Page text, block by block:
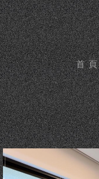
首 頁